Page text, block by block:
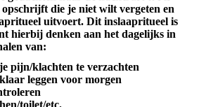
die je niet wilt vergeten en
uitvoert. Dit inslaapritueel is
hierbij denken aan het dagelijks in
van:
pijn/klachten te verzachten
leggen voor morgen
toilet/etc.